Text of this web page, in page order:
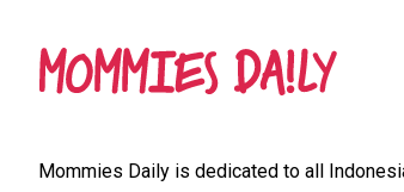
Mommies Daily is dedicated to all